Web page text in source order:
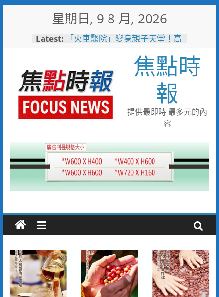
星期日, 9 8 月, 2026
Latest:
「火車醫院」變身親子天堂！高
岡山警民聯手暖助八旬嬤 「人
情味GPS」10分鐘找回返家路
跨國並肩彩排激盪爵士新火花
展現台中市爵士人才培育成果
跨域整合守護全家！鳳山醫院結
合閱讀行動與健康宣導慶父親節
臺鐵高雄機廠變身全台最大免費
樂園 陳其邁:保存百年產業記
焦點時
報
提供最即時 最多元的內
容